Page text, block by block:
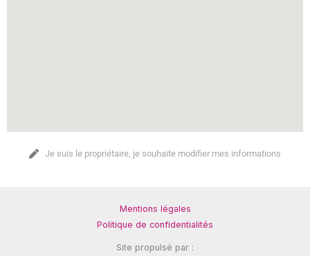
Je suis le propriétaire, je souhaite modifier mes informations
Mentions légales
Politique de confidentialités
Site propulsé par :